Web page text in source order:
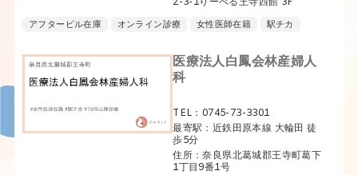
アフターピル在庫 オンライン診療 女性医師在籍 駅チカ
医療法人白鳳会林産婦人
科
TEL：0745-73-3301
最寄駅：近鉄田原本線 大輪田 徒
歩5分
住所：奈良県北葛城郡王寺町葛下
1丁目9番1号